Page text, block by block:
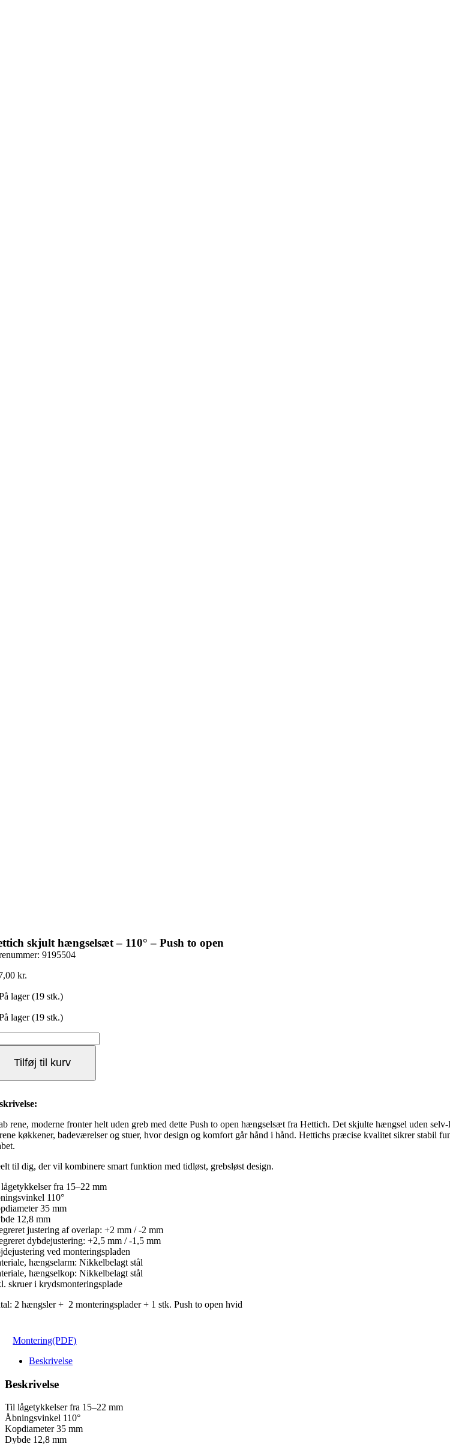
skjult hængselsæt – 110° – Push to open
9195504
kr.
lager (19 stk.)
lager (19 stk.)
Tilføj til kurv
rene, moderne fronter helt uden greb med dette Push to open hængselsæt fra Hettich. Det skjulte hængsel uden
køkkener, badeværelser og stuer, hvor design og komfort går hånd i hånd. Hettichs præcise kvalitet sikrer stabil
til dig, der vil kombinere smart funktion med tidløst, grebsløst design.
fra 15–22 mm
110°
35 mm
12,8 mm
justering af overlap: +2 mm / -2 mm
dybdejustering: +2,5 mm / -1,5 mm
ved monteringspladen
hængselarm: Nikkelbelagt stål
hængselkop: Nikkelbelagt stål
skruer i krydsmonteringsplade
2 hængsler + 2 monteringsplader + 1 stk. Push to open hvid
Montering(PDF)
Beskrivelse
Beskrivelse
Til lågetykkelser fra 15–22 mm
Åbningsvinkel 110°
Kopdiameter 35 mm
Dybde 12,8 mm